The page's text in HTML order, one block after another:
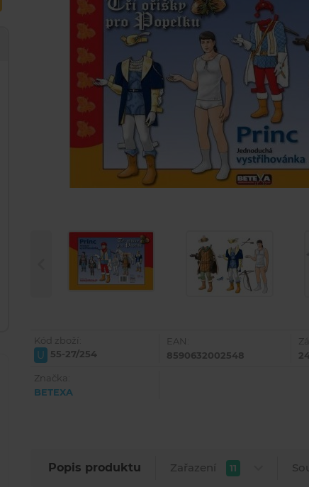
Kód zboží:
U 55-27/254
EAN:
8590632002548
Značka:
BETEXA
Popis produktu Zařazení 11